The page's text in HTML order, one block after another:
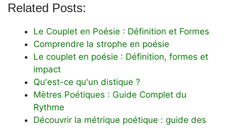
Related Posts:
Le Couplet en Poésie : Définition et Formes
Comprendre la strophe en poésie
Le couplet en poésie : Définition, formes et
impact
Qu'est-ce qu'un distique ?
Mètres Poétiques : Guide Complet du
Rythme
Découvrir la métrique poétique : guide des